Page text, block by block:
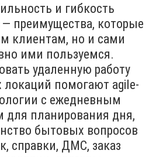
и гибкость
— преимущества, которые
клиентам, но и сами
ими пользуемся.
удаленную работу
локаций помогают agile-
с ежедневным
для планирования дня,
бытовых вопросов
справки, ДМС, заказ